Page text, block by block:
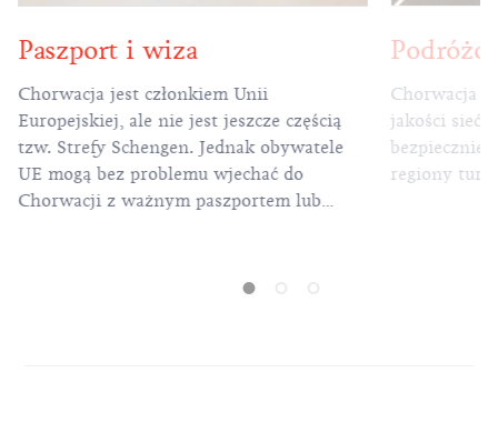
Paszport i wiza
Chorwacja jest członkiem Unii
Europejskiej, ale nie jest jeszcze częścią
tzw. Strefy Schengen. Jednak obywatele
UE mogą bez problemu wjechać do
Chorwacji z ważnym paszportem lub
Chorwacja
jakości sieć
bezpiecznie
regiony